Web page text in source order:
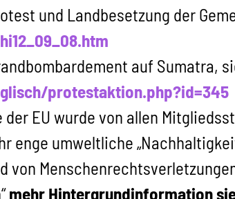
und Landbesetzung der
auf Sumatra,
protestaktion.php?id=345
EU wurde von allen
enge umweltliche
von
mehr Hintergrundinformation